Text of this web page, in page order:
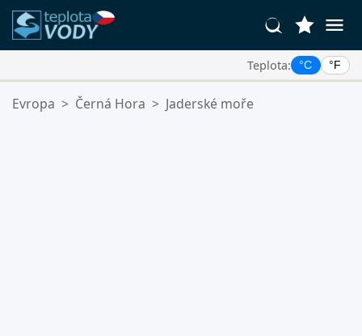
Teplota: °C °F
Vaše Oblíbené Lokality:
Evropa > Černá Hora > Jaderské moře